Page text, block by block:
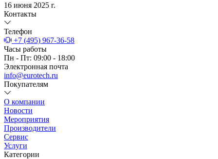
16 июня 2025 г.
Контакты
Телефон
+7 (495) 967-36-58
Часы работы
Пн - Пт: 09:00 - 18:00
Электронная почта
info@eurotech.ru
Покупателям
О компании
Новости
Мероприятия
Производители
Сервис
Услуги
Категории